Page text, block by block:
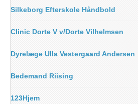
Silkeborg Efterskole Håndbold
Clinic Dorte V v/Dorte Vilhelmsen
Dyrelæge Ulla Vestergaard Andersen
Bedemand Riising
123Hjem